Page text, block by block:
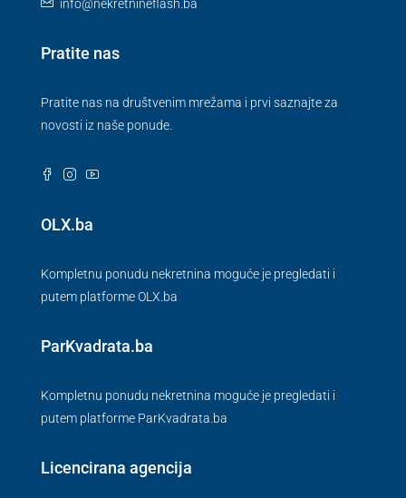
info@nekretnineflash.ba
Pratite nas
Pratite nas na društvenim mrežama i prvi saznajte za
novosti iz naše ponude.
OLX.ba
Kompletnu ponudu nekretnina moguće je pregledati i
putem platforme OLX.ba
ParKvadrata.ba
Kompletnu ponudu nekretnina moguće je pregledati i
putem platforme ParKvadrata.ba
Licencirana agencija